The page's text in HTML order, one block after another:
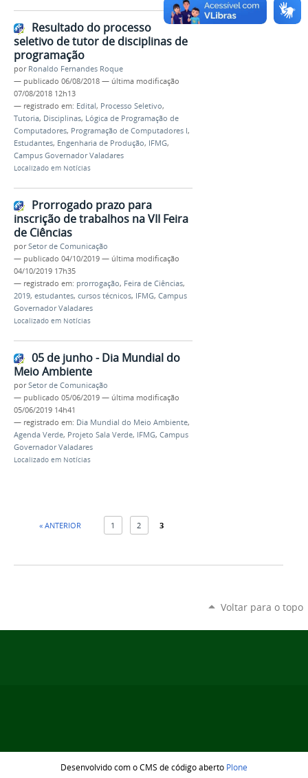
Resultado do processo
seletivo de tutor de disciplinas de
programação
por Ronaldo Fernandes Roque
— publicado 06/08/2018 — última modificação
07/08/2018 12h13
— registrado em: Edital, Processo Seletivo,
Tutoria, Disciplinas, Lógica de Programação de
Computadores, Programação de Computadores I,
Estudantes, Engenharia de Produção, IFMG,
Campus Governador Valadares
Localizado em Notícias
Prorrogado prazo para
inscrição de trabalhos na VII Feira
de Ciências
porSetor de Comunicação
— publicado 04/10/2019 — última modificação
04/10/2019 17h35
— registrado em: prorrogação, Feira de Ciências,
2019, estudantes, cursos técnicos, IFMG, Campus
Governador Valadares
Localizado em Notícias
05 de junho - Dia Mundial do
Meio Ambiente
porSetor de Comunicação
— publicado 05/06/2019 — última modificação
05/06/2019 14h41
— registrado em: Dia Mundial do Meio Ambiente,
Agenda Verde, Projeto Sala Verde, IFMG, Campus
Governador Valadares
Localizado em Notícias
« ANTERIOR 1 2 3
Voltar para o topo
Desenvolvido com o CMS de código aberto Plone